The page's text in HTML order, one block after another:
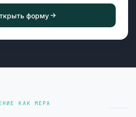
форму
КАК МЕРА